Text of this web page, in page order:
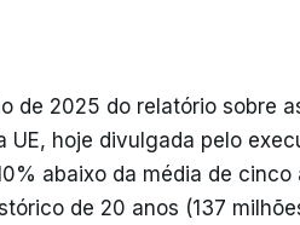
de 2025 do relatório sobre
UE, hoje divulgada pelo
abaixo da média de cinco
de 20 anos (137